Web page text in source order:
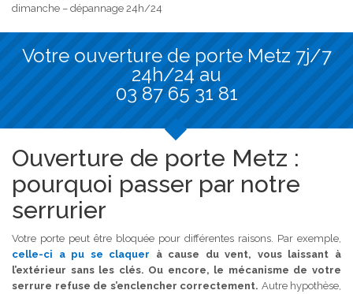
dimanche – dépannage 24h/24
Votre ouverture de porte Metz 7j/7
24h/24 au
03 87 65 31 81
Ouverture de porte Metz :
pourquoi passer par notre
serrurier
Votre porte peut être bloquée pour différentes raisons. Par exemple,
celle-ci a pu se claquer à cause du vent, vous laissant à
l’extérieur sans les clés. Ou encore, le mécanisme de votre
serrure refuse de s’enclencher correctement. Autre hypothèse,